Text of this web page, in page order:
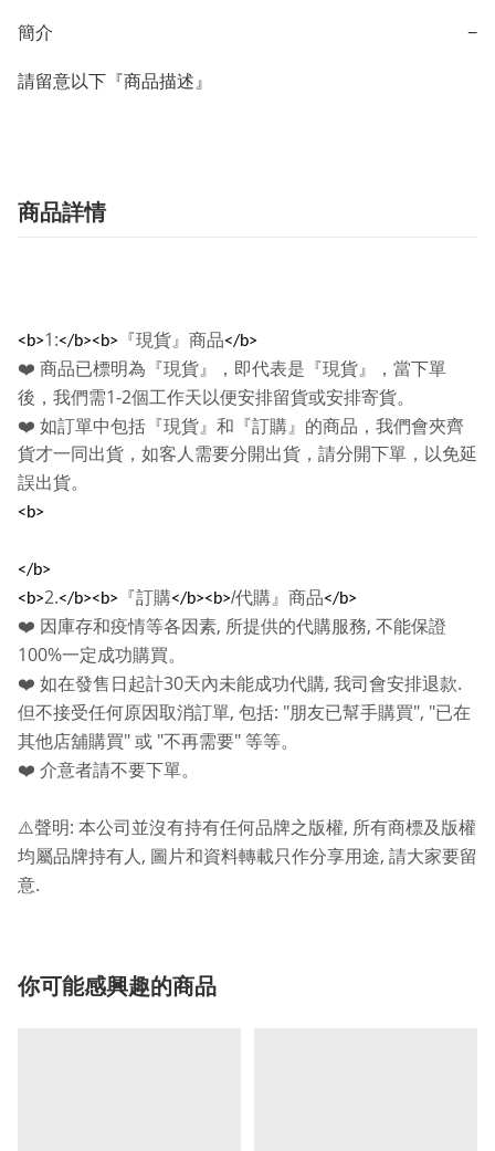
簡介 −
請留意以下『商品描述』
商品詳情
<b>1:</b><b> 『現貨』商品</b>
❤️ 商品已標明為『現貨』，即代表是『現貨』，當下單
後，我們需1-2個工作天以便安排留貨或安排寄貨。
❤️ 如訂單中包括『現貨』和『訂購』的商品，我們會夾齊
貨才一同出貨，如客人需要分開出貨，請分開下單，以免延
誤出貨。
<b>
</b>
<b>2.</b><b> 『訂購</b><b>/代購』商品</b>
❤️ 因庫存和疫情等各因素, 所提供的代購服務, 不能保證
100%一定成功購買。
❤️ 如在發售日起計30天內未能成功代購, 我司會安排退款.
但不接受任何原因取消訂單, 包括: "朋友已幫手購買", "已在
其他店舖購買" 或 "不再需要" 等等。
❤️ 介意者請不要下單。
⚠️聲明: 本公司並沒有持有任何品牌之版權, 所有商標及版權
均屬品牌持有人 , 圖片和資料轉載只作分享用途, 請大家要留
意.
你可能感興趣的商品